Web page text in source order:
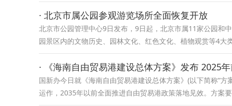
· 北京市属公园参观游览场所全面恢复开放
北京市公园管理中心9日发布，9日起，北京市属11家公园和
园景区内的文物历史、园林文化、红色文化、植物观赏等4大
· 《海南自由贸易港建设总体方案》发布 2025
国新办今日就《海南自由贸易港建设总体方案》(以下简称“
运作，2035年以前全面推进自由贸易港政策落地见效。方案